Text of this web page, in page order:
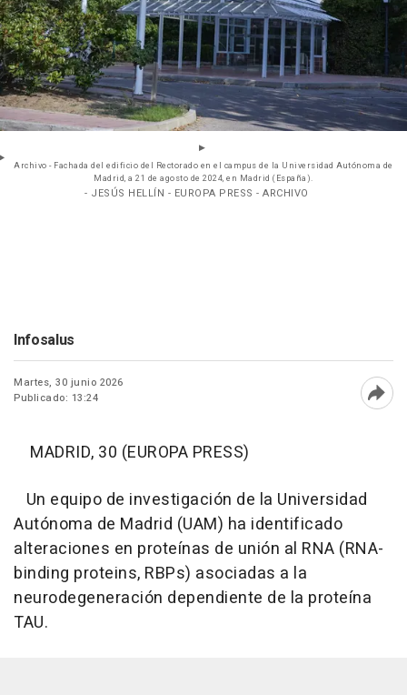
Archivo - Fachada del edificio del Rectorado en el campus de la Universidad Autónoma de
Madrid, a 21 de agosto de 2024, en Madrid (España).
- JESÚS HELLÍN - EUROPA PRESS - ARCHIVO
Infosalus
Martes, 30 junio 2026
Publicado: 13:24
MADRID, 30 (EUROPA PRESS)
Un equipo de investigación de la Universidad
Autónoma de Madrid (UAM) ha identificado
alteraciones en proteínas de unión al RNA (RNA-
binding proteins, RBPs) asociadas a la
neurodegeneración dependiente de la proteína
TAU.